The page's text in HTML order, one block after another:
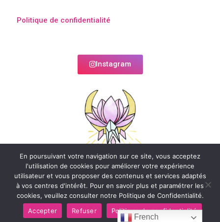
Politique de confidentialité
Instagram
French
En poursuivant votre navigation sur ce site, vous acceptez
l'utilisation de cookies pour améliorer votre expérience
utilisateur et vous proposer des contenus et services adaptés
à vos centres d'intérêt. Pour en savoir plus et paramétrer les
cookies, veuillez consulter notre Politique de Confidentialité.
Accepter
Refuser Politique de confidentialité